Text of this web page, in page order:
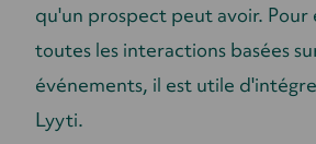
qu'un prospect peut avoir.
toutes les interactions basées
événements, il est utile
Lyyti.